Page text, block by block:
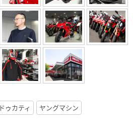
ドゥカティ ヤングマシン